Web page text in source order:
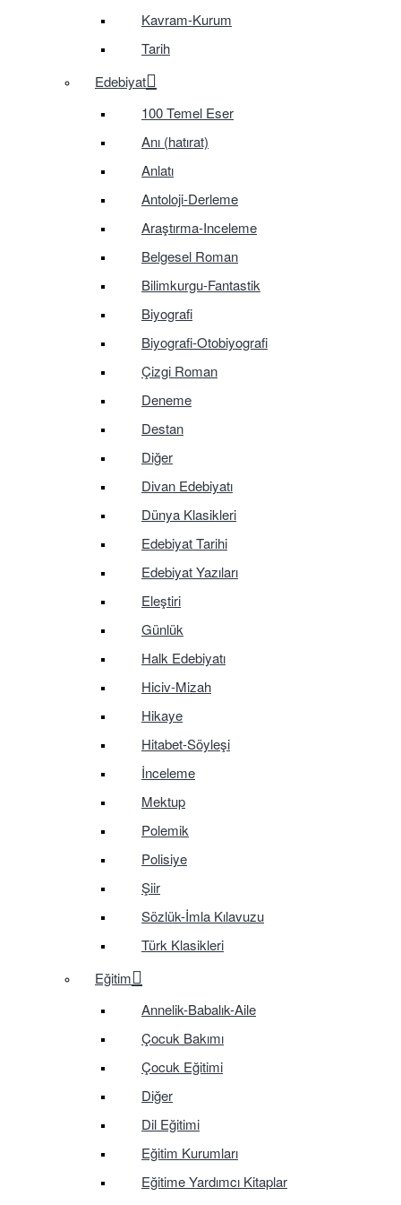
Kavram-Kurum
Tarih
Edebiyat
100 Temel Eser
Anı (hatırat)
Anlatı
Antoloji-Derleme
Araştırma-Inceleme
Belgesel Roman
Bilimkurgu-Fantastik
Biyografi
Biyografi-Otobiyografi
Çizgi Roman
Deneme
Destan
Diğer
Divan Edebiyatı
Dünya Klasikleri
Edebiyat Tarihi
Edebiyat Yazıları
Eleştiri
Günlük
Halk Edebiyatı
Hiciv-Mizah
Hikaye
Hitabet-Söyleşi
İnceleme
Mektup
Polemik
Polisiye
Şiir
Sözlük-İmla Kılavuzu
Türk Klasikleri
Eğitim
Annelik-Babalık-Aile
Çocuk Bakımı
Çocuk Eğitimi
Diğer
Dil Eğitimi
Eğitim Kurumları
Eğitime Yardımcı Kitaplar